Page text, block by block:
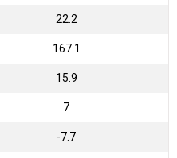
22.2
167.1
15.9
7
-7.7